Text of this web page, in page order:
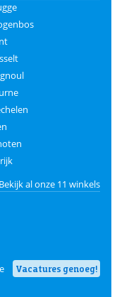
Bekijk al onze 11 winkels
Vacatures genoeg!